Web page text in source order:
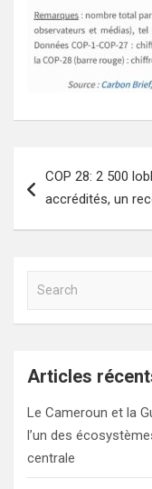
de
COP 28: 2 500
accrédités, un
a
c
Articles
Le Cameroun et la
l’un des
centrale